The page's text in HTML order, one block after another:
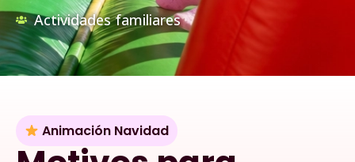
Actividades familiares
Animación Navidad